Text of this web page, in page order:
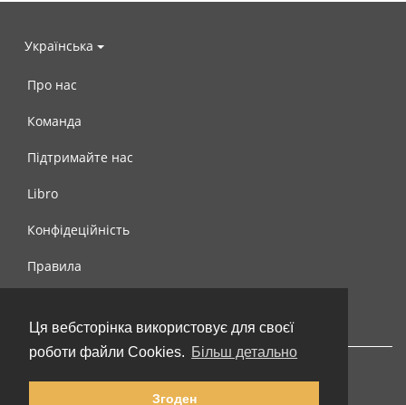
Ця вебсторінка використовує для своєї
роботи файли Cookies. Більш детально
Згоден
Українська
Про нас
Команда
Підтримайте нас
Libro
Конфідеційність
Правила